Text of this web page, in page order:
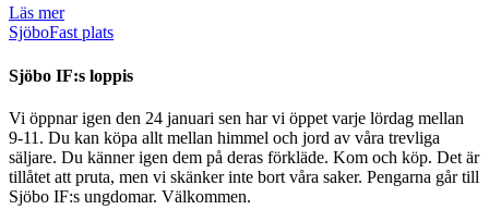
Läs mer
SjöboFast plats
Sjöbo IF:s loppis
Vi öppnar igen den 24 januari sen har vi öppet varje lördag mellan
9-11. Du kan köpa allt mellan himmel och jord av våra trevliga
säljare. Du känner igen dem på deras förkläde. Kom och köp. Det är
tillåtet att pruta, men vi skänker inte bort våra saker. Pengarna går till
Sjöbo IF:s ungdomar. Välkommen.